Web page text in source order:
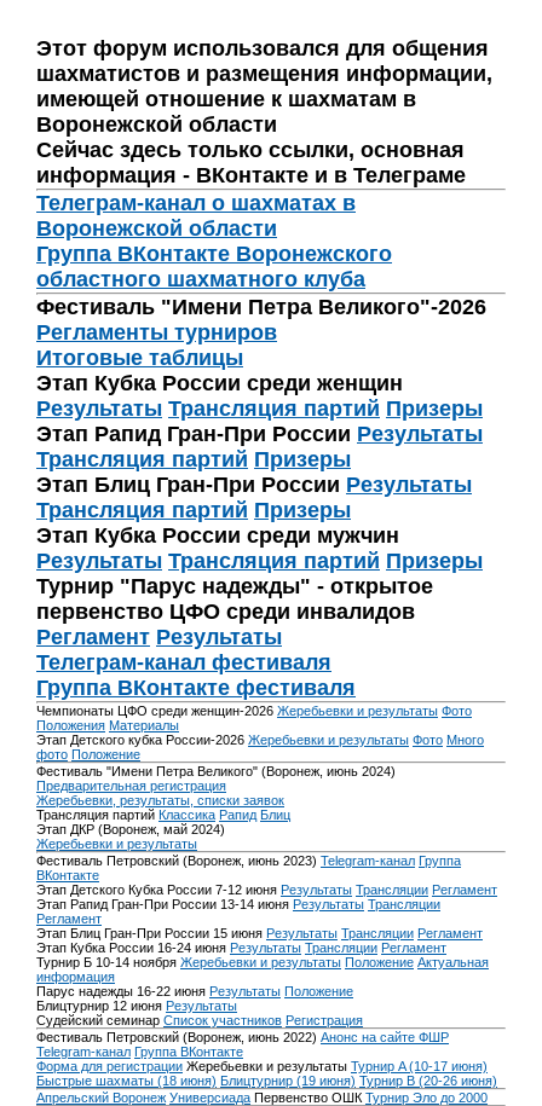
Этот форум использовался для общения
шахматистов и размещения информации,
имеющей отношение к шахматам в
Воронежской области
Сейчас здесь только ссылки, основная
информация - ВКонтакте и в Телеграме
Телеграм-канал о шахматах в
Воронежской области
Группа ВКонтакте Воронежского
областного шахматного клуба
Фестиваль "Имени Петра Великого"-2026
Регламенты турниров
Итоговые таблицы
Этап Кубка России среди женщин
Результаты Трансляция партий Призеры
Этап Рапид Гран-При России Результаты
Трансляция партий Призеры
Этап Блиц Гран-При России Результаты
Трансляция партий Призеры
Этап Кубка России среди мужчин
Результаты Трансляция партий Призеры
Турнир "Парус надежды" - открытое
первенство ЦФО среди инвалидов
Регламент Результаты
Телеграм-канал фестиваля
Группа ВКонтакте фестиваля
Чемпионаты ЦФО среди женщин-2026 Жеребьевки и результаты Фото
Положения Материалы
Этап Детского кубка России-2026 Жеребьевки и результаты Фото Много
фото Положение
Фестиваль "Имени Петра Великого" (Воронеж, июнь 2024)
Предварительная регистрация
Жеребьевки, результаты, списки заявок
Трансляция партий Классика Рапид Блиц
Этап ДКР (Воронеж, май 2024)
Жеребьевки и результаты
Фестиваль Петровский (Воронеж, июнь 2023) Telegram-канал Группа
ВКонтакте
Этап Детского Кубка России 7-12 июня Результаты Трансляции Регламент
Этап Рапид Гран-При России 13-14 июня Результаты Трансляции
Регламент
Этап Блиц Гран-При России 15 июня Результаты Трансляции Регламент
Этап Кубка России 16-24 июня Результаты Трансляции Регламент
Турнир Б 10-14 ноября Жеребьевки и результаты Положение Актуальная
информация
Парус надежды 16-22 июня Результаты Положение
Блицтурнир 12 июня Результаты
Судейский семинар Список участников Регистрация
Фестиваль Петровский (Воронеж, июнь 2022) Анонс на сайте ФШР
Telegram-канал Группа ВКонтакте
Форма для регистрации Жеребьевки и результаты Турнир A (10-17 июня)
Быстрые шахматы (18 июня) Блицтурнир (19 июня) Турнир B (20-26 июня)
Апрельский Воронеж Универсиада Первенство ОШК Турнир Эло до 2000